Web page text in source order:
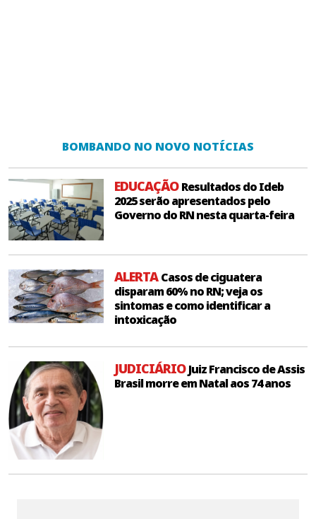
BOMBANDO NO NOVO NOTÍCIAS
EDUCAÇÃOResultados do Ideb
2025 serão apresentados pelo
Governo do RN nesta quarta-feira
ALERTACasos de ciguatera
disparam 60% no RN; veja os
sintomas e como identificar a
intoxicação
JUDICIÁRIOJuiz Francisco de Assis
Brasil morre em Natal aos 74 anos